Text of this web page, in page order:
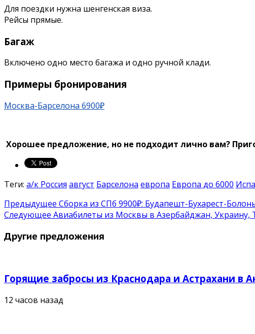
Для поездки нужна шенгенская виза.
Рейсы прямые.
Багаж
Включено одно место багажа и одно ручной клади.
Примеры бронирования
Москва-Барселона 6900₽
Хорошее предложение, но не подходит лично вам?
Теги: а/к Россия август Барселона европа Европа до 6000
Предыдущее Сборка из СПб 9900₽: Будапешт-Бухарест-
Следующее Авиабилеты из Москвы в Азербайджан,
Другие предложения
Горящие забросы из Краснодара и Астрахани в
12 часов назад